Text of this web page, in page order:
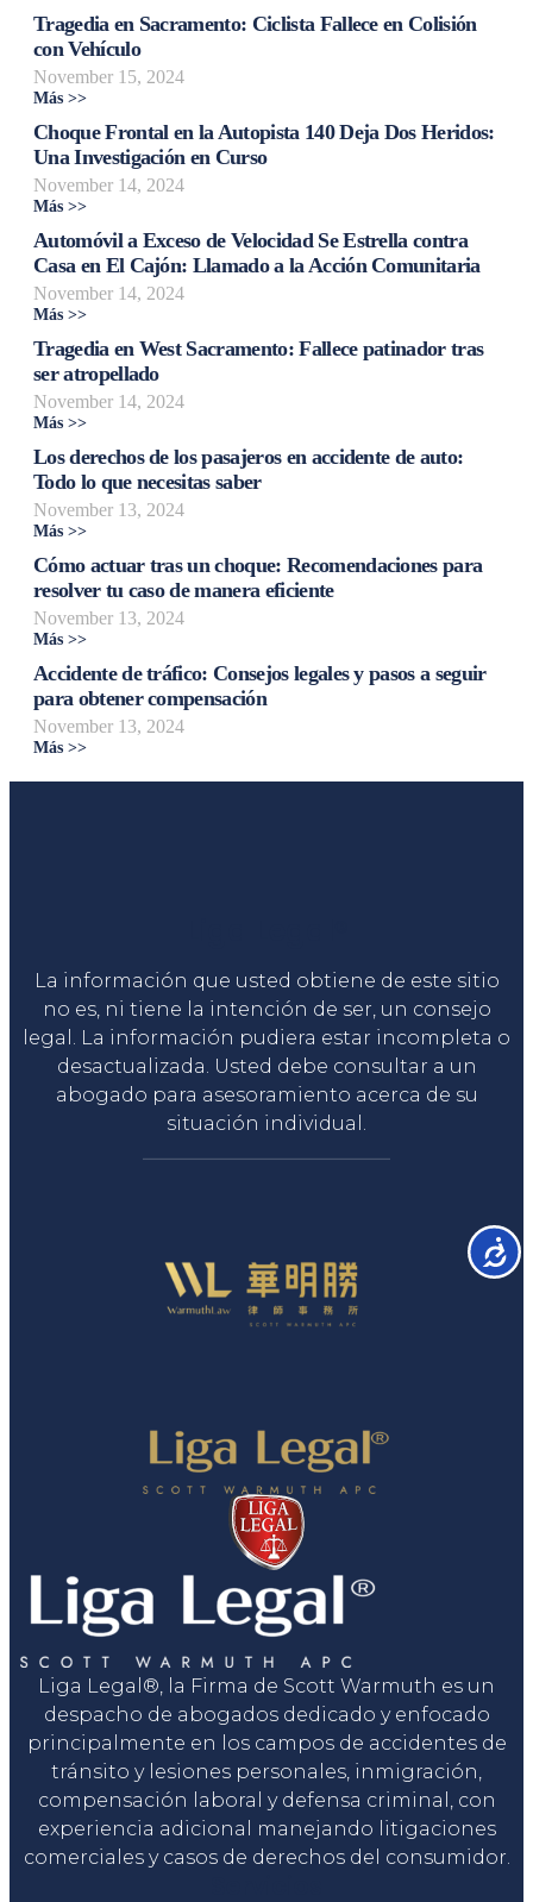
Tragedia en Sacramento: Ciclista Fallece en Colisión
con Vehículo
November 15, 2024
Más >>
Choque Frontal en la Autopista 140 Deja Dos Heridos:
Una Investigación en Curso
November 14, 2024
Más >>
Automóvil a Exceso de Velocidad Se Estrella contra
Casa en El Cajón: Llamado a la Acción Comunitaria
November 14, 2024
Más >>
Tragedia en West Sacramento: Fallece patinador tras
ser atropellado
November 14, 2024
Más >>
Los derechos de los pasajeros en accidente de auto:
Todo lo que necesitas saber
November 13, 2024
Más >>
Cómo actuar tras un choque: Recomendaciones para
resolver tu caso de manera eficiente
November 13, 2024
Más >>
Accidente de tráfico: Consejos legales y pasos a seguir
para obtener compensación
November 13, 2024
Más >>
La información que usted obtiene de este sitio
no es, ni tiene la intención de ser, un consejo
legal. La información pudiera estar incompleta o
desactualizada. Usted debe consultar a un
abogado para asesoramiento acerca de su
situación individual.
Liga Legal®, la Firma de Scott Warmuth es un
despacho de abogados dedicado y enfocado
principalmente en los campos de accidentes de
tránsito y lesiones personales, inmigración,
compensación laboral y defensa criminal, con
experiencia adicional manejando litigaciones
comerciales y casos de derechos del consumidor.